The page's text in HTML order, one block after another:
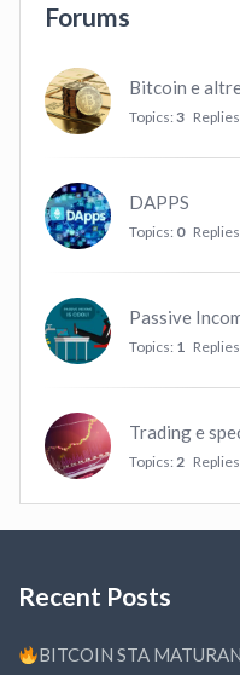
Forums
Bitcoin e
Topics: 3
DAPPS
Topics: 0
Passive
Topics: 1
Trading e
Topics: 2
Recent Posts
BITCOIN STA